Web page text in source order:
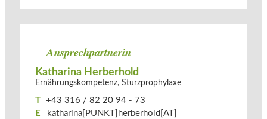
Ansprechpartnerin
Katharina Herberhold
Ernährungskompetenz, Sturzprophylaxe
T +43 316 / 82 20 94 - 73
E
katharina[PUNKT]herberhold[AT]​